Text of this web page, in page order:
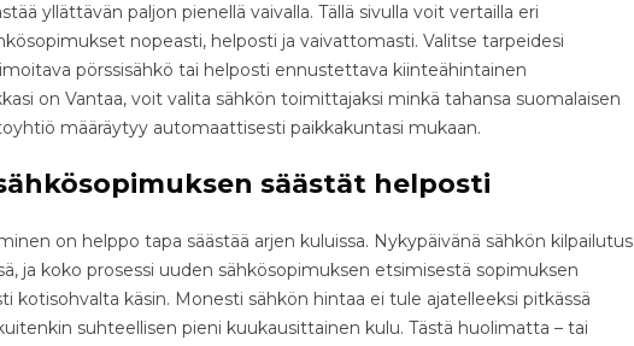
yllättävän paljon pienellä vaivalla. Tällä sivulla voit vertailla eri
nopeasti, helposti ja vaivattomasti. Valitse tarpeidesi
pörssisähkö tai helposti ennustettava kiinteähintainen
on Vantaa, voit valita sähkön toimittajaksi minkä tahansa suomalaisen
määräytyy automaattisesti paikkakuntasi mukaan.
säästät helposti
on helppo tapa säästää arjen kuluissa. Nykypäivänä sähkön kilpailutus
ja koko prosessi uuden sähkösopimuksen etsimisestä sopimuksen
kotisohvalta käsin. Monesti sähkön hintaa ei tule ajatelleeksi pitkässä
suhteellisen pieni kuukausittainen kulu. Tästä huolimatta – tai